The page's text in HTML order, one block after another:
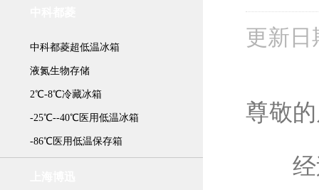
中科都菱超低温冰箱
液氮生物存储
2℃-8℃冷藏冰箱
-25℃--40℃医用低温冰箱
-86℃医用低温保存箱
更新
尊敬
经过